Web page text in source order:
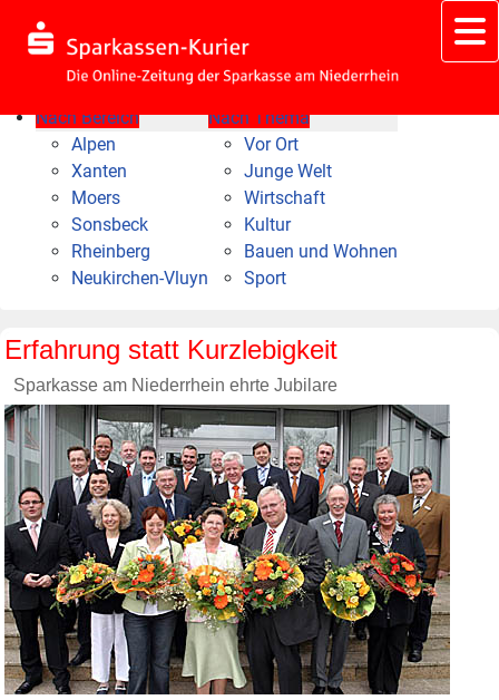
Nach Bereich
Alpen
Xanten
Moers
Sonsbeck
Rheinberg
Neukirchen-Vluyn
Nach Thema
Vor Ort
Junge Welt
Wirtschaft
Kultur
Bauen und Wohnen
Sport
Erfahrung statt Kurzlebigkeit
Sparkasse am Niederrhein ehrte Jubilare